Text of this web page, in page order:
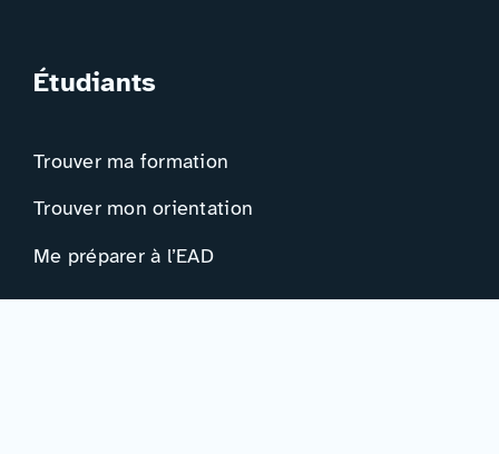
Étudiants
Trouver ma formation
Trouver mon orientation
Me préparer à l’EAD